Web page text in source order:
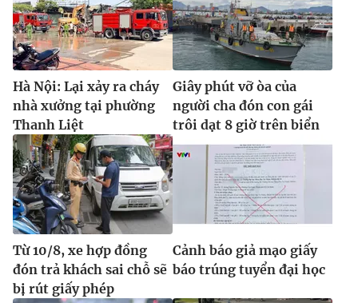
Hà Nội: Lại xảy ra cháy
nhà xưởng tại phường
Thanh Liệt
Giây phút vỡ òa của
người cha đón con gái
trôi dạt 8 giờ trên biển
Từ 10/8, xe hợp đồng
đón trả khách sai chỗ sẽ
bị rút giấy phép
Cảnh báo giả mạo giấy
báo trúng tuyển đại học